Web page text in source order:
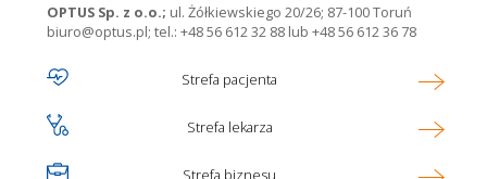
OPTUS Sp. z o.o.; ul. Żółkiewskiego 20/26; 87-100 Toruń
biuro@optus.pl; tel.: +48 56 612 32 88lub +48 56 612 36 78
Optus
main
Strefa pacjenta
Ikona
Strefa lekarza
Ikona
Strefa biznesu
Ikona